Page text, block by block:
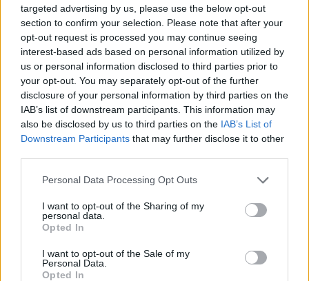
targeted advertising by us, please use the below opt-out
section to confirm your selection. Please note that after your
opt-out request is processed you may continue seeing
interest-based ads based on personal information utilized by
us or personal information disclosed to third parties prior to
your opt-out. You may separately opt-out of the further
disclosure of your personal information by third parties on the
IAB’s list of downstream participants. This information may
also be disclosed by us to third parties on the IAB’s List of
Downstream Participants that may further disclose it to other
Please note that this website/app uses one or more Google
not limited to your visit or usage behaviour. You may click to
grant or deny consent to Google and its third-party tags to
use your data for below specified purposes in below Google
consent section.
Personal Data Processing Opt Outs
I want to opt-out of the Sharing of my
personal data.
Opted In
I want to opt-out of the Sale of my
Personal Data.
Opted In
Un eclipse solar es un espectáculo natural que…
CIENCIA Y TECNOLOGÍA
Cómo elegir una carrera STEAM: perfiles
emergentes y competencias clave
Descubre cómo elegir la mejor opción en STEAM:…